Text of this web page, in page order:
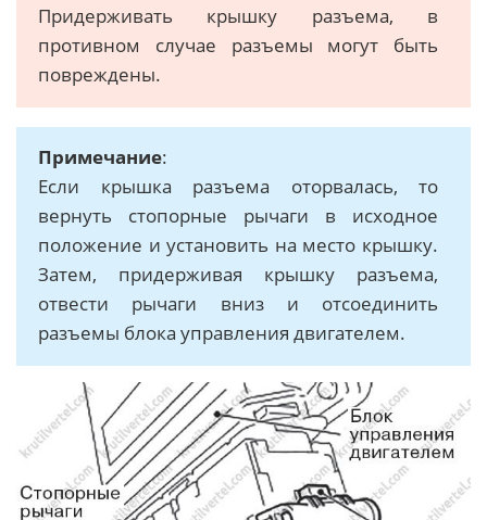
Придерживать крышку разъема, в
противном случае разъемы могут быть
повреждены.
Примечание:
Если крышка разъема оторвалась, то
вернуть стопорные рычаги в исходное
положение и установить на место крышку.
Затем, придерживая крышку разъема,
отвести рычаги вниз и отсоединить
разъемы блока управления двигателем.